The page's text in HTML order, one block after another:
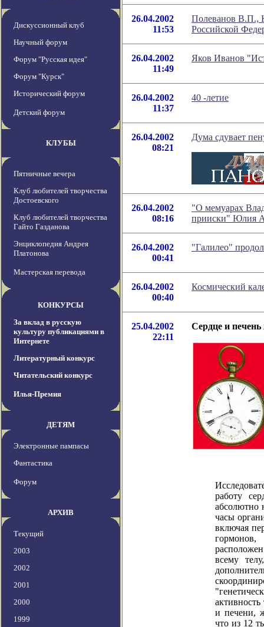
Дискуссионный клуб
Научный форум
Форум "Русская идея"
Форум "Курск"
Исторический форум
Детский форум
КЛУБЫ
Пятничные вечера
Клуб любителей творчества
Достоевского
Клуб любителей творчества
Гайто Газданова
Энциклопедия Андрея
Платонова
Мастерская перевода
КОНКУРСЫ
За вклад в русскую
культуру публикациями в
Интернете
Литературный конкурс
Читательский конкурс
Илья-Премия
ДЕТЯМ
Электронные пампасы
Фантастика
Форум
АРХИВ
Текущий
2003
2002
2001
2000
1999
26.04.2002
11:53
Полеванов В.П.,
Российской
26.04.2002
11:49
Яков Иванов
26.04.2002
11:37
40 -летие
26.04.2002
08:21
Дума сдувает
26.04.2002
08:16
"О мемуарах
прииски" Юлия
26.04.2002
00:41
"Галилео"
26.04.2002
00:40
Космический
25.04.2002
22:11
Сердце и
работу
абсолютно
часы
включая
всему
и печени,
что из 12